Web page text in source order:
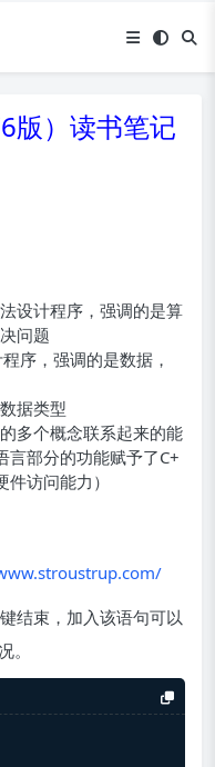
版）读书笔记
设计程序，强调的是算
问题
序，强调的是数据，
据类型
多个概念联系起来的能
言部分的功能赋予了C+
访问能力）
结束，加入该语句可以
。